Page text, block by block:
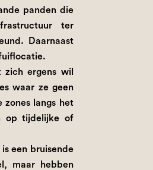
panden die
ter
Daarnaast
ergens wil
waar ze geen
zones langs het
op tijdelijke of
een bruisende
maar hebben